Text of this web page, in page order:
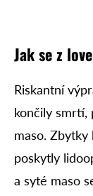
Jak se z
Riskantní
končily smrtí,
maso.
poskytly
a syté maso